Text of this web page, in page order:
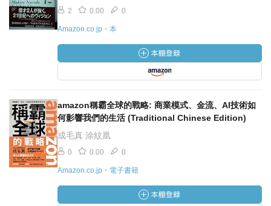
2 0.00 0
Amazon.co.jp・本
amazon稱霸全球的戰略: 商業模式、金流、AI技術如
何影響我們的生活 (Traditional Chinese Edition)
成毛真 涂紋凰
0 0.00 0
Amazon.co.jp・電子書籍